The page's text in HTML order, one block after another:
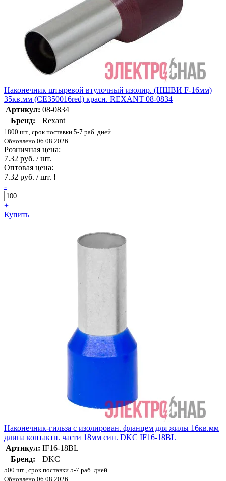
Наконечник штыревой втулочный изолир. (НШВИ F-16мм)
35кв.мм (СЕ350016red) красн. REXANT 08-0834
Артикул: 08-0834
Бренд:
Rexant
1800 шт., срок поставки 5-7 раб. дней
Обновлено 06.08.2026
Розничная цена:
7.32 руб. / шт.
Оптовая цена:
7.32 руб. / шт. !
-
+
Купить
Наконечник-гильза с изолирован. фланцем для жилы 16кв.мм
длина контактн. части 18мм син. DKC IF16-18BL
Артикул: IF16-18BL
Бренд:
DKC
500 шт., срок поставки 5-7 раб. дней
Обновлено 06.08.2026